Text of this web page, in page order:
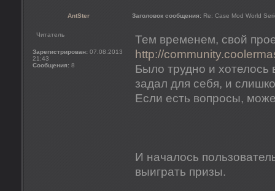
AntSter Заголовок сообщения: Re: Case Mod World
Читатель
Зарегистрирован: 07.08.2013
21:43
Сообщения: 8
Тем временем, свой
http://
Было трудно и хотелось
задал для себя, и
Если есть вопросы,
И началось
выиграть призы.